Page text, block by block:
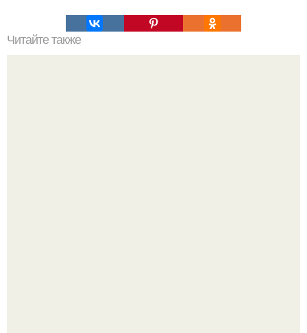
Читайте также